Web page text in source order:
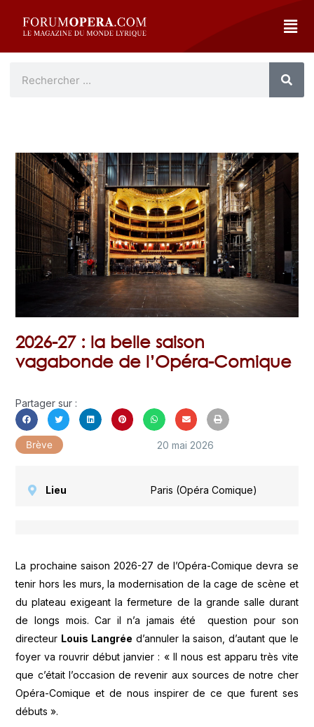
2026-27 : la belle saison
vagabonde de l’Opéra-Comique
Partager sur :
Brève 20 mai 2026
Lieu Paris (Opéra Comique)
La prochaine saison 2026-27 de l’Opéra-Comique devra se
tenir hors les murs, la modernisation de la cage de scène et
du plateau exigeant la fermeture de la grande salle durant
de longs mois. Car il n’a jamais été question pour son
directeur Louis Langrée d’annuler la saison, d’autant que le
foyer va rouvrir début janvier : « Il nous est apparu très vite
que c’était l’occasion de revenir aux sources de notre cher
Opéra-Comique et de nous inspirer de ce que furent ses
débuts ».